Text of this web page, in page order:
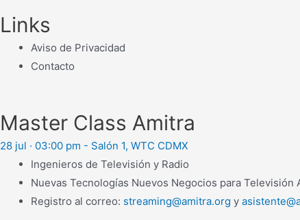
Links
Aviso de Privacidad
Contacto
Master Class Amitra
28 jul · 03:00 pm - Salón 1, WTC CDMX
Ingenieros de Televisión y Radio
Nuevas Tecnologías Nuevos Negocios para Televisión
Registro al correo: streaming@amitra.org y